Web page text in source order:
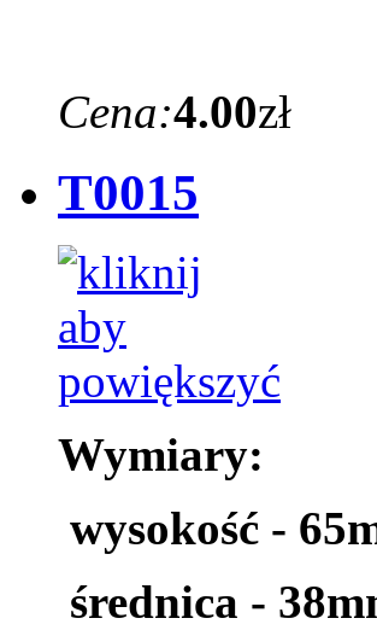
Cena:4.00zł
T0015
Wymiary:
wysokość -
średnica -